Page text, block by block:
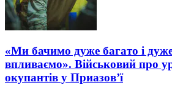
«Ми бачимо дуже багато і
впливаємо». Військовий про
окупантів у Приазов’ї